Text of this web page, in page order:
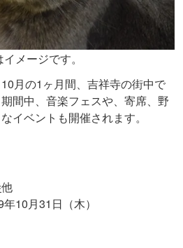
メージです。
月の1ヶ月間、吉祥寺の街中で
間中、音楽フェスや、寄席、野
イベントも開催されます。
他
10月31日（木）